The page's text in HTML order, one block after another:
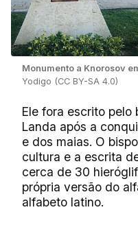
Monumento a Knorosov
Yodigo (CC BY-SA 4.0)
Ele fora escrito
Landa após a
e dos maias. O
cultura e a escrita
cerca de 30
própria versão do
alfabeto latino.